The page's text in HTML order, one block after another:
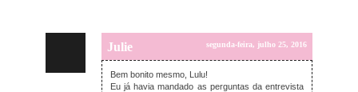
Julie segunda-feira, julho 25, 2016
Bem bonito mesmo, Lulu!
Eu já havia mandado as perguntas da entrevista